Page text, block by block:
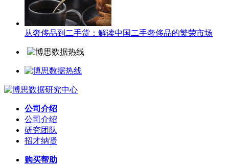
从奢侈品到二手货：解读中国二手奢侈品的繁荣市场
公司介绍
公司介绍
研究团队
招才纳贤
购买帮助